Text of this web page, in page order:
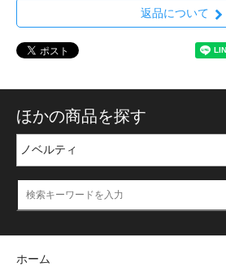
返品について
ほかの商品を探す
ホーム